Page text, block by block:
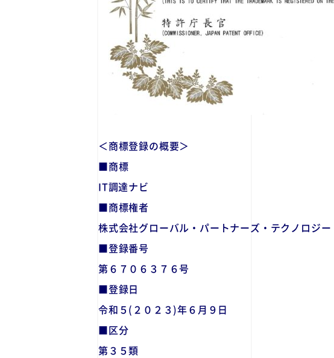
＜商標登録の概要＞
■商標
IT調達ナビ
■商標権者
株式会社グローバル・パートナーズ・テクノロジー
■登録番号
第６７０６３７６号
■登録日
令和５(２０２３)年６月９日
■区分
第３５類